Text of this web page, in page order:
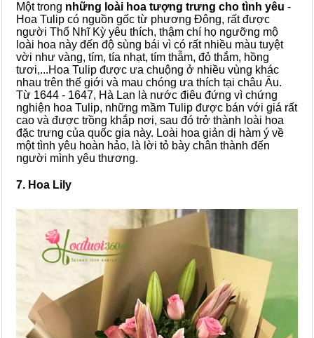
Một trong những loài hoa tượng trưng cho tình yêu -
Hoa Tulip có nguồn gốc từ phương Đông, rất được
người Thổ Nhĩ Kỳ yêu thích, thậm chí họ ngưỡng mộ
loài hoa này đến độ sùng bái vì có rất nhiều màu tuyệt
vời như vàng, tím, tía nhạt, tím thẫm, đỏ thắm, hồng
tươi,...Hoa Tulip được ưa chuộng ở nhiều vùng khác
nhau trên thế giới và mau chóng ưa thích tại châu Âu.
Từ 1644 - 1647, Hà Lan là nước điêu đứng vì chứng
nghiện hoa Tulip, những mầm Tulip được bán với giá rất
cao và được trồng khắp nơi, sau đó trở thành loài hoa
đặc trưng của quốc gia này. Loài hoa giản dị hàm ý về
một tình yêu hoàn hảo, là lời tỏ bày chân thành đến
người mình yêu thương.
7. Hoa Lily